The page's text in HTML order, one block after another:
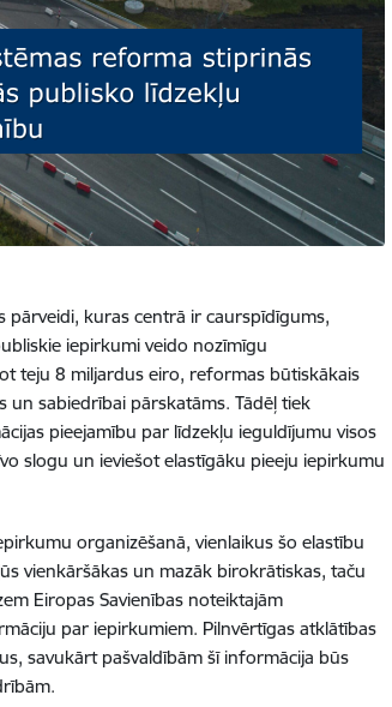
pārveidi, kuras centrā ir caurspīdīgums,
iepirkumi veido nozīmīgu
teju 8 miljardus eiro, reformas būtiskākais
sabiedrībai pārskatāms. Tādēļ tiek
pieejamību par līdzekļu ieguldījumu visos
slogu un ieviešot elastīgāku pieeju iepirkumu
organizēšanā, vienlaikus šo elastību
vienkāršākas un mazāk birokrātiskas, taču
Eiropas Savienības noteiktajām
par iepirkumiem. Pilnvērtīgas atklātības
savukārt pašvaldībām šī informācija būs